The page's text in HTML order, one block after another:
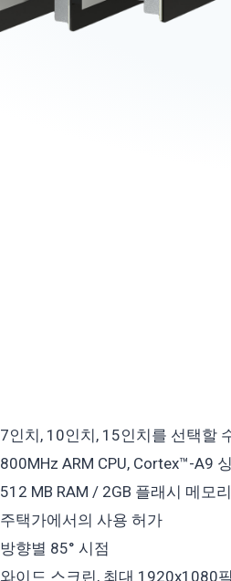
7인치, 10인치, 15인치를 선택할
800MHz ARM CPU, Cortex™-A9
512 MB RAM / 2GB 플래시 메모리
주택가에서의 사용 허가
방향별 85° 시점
와이드 스크린, 최대 1920x1080